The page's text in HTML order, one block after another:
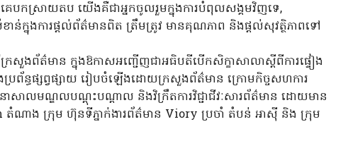
គេបកស្រាយតប យើងគឺជាអ្នកចូលរួមក្នុងការបំពុលសង្គមវិញទេ,
ខាន់ក្នុងការផ្តល់ព័ត៌មានពិត ត្រឹមត្រូវ មានគុណភាព និងផ្តល់សុវត្ថិភាពទៅ
រសួងព័ត៌មាន ក្នុងឱកាសអញ្ជើញជាអធិបតីបើកសិក្ខាសាលាស្ដីពីការផ្ទៀង
ងប្រព័ន្ធផ្សព្វផ្សាយ រៀបចំឡើងដោយក្រសួងព័ត៌មាន ក្រោមកិច្ចសហការ
ាលមណ្ឌលបណ្តុះបណ្តាល និងវិក្រឹតការវិជ្ជាជីវៈសារព័ត៌មាន ដោយមាន
ាង ក្រុម ហ៊ុនទីភ្នាក់ងារព័ត៌មាន Viory ប្រចាំ តំបន់ អាស៊ី និង ក្រុម